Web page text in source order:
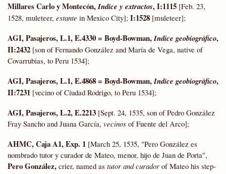
Millares Carlo y Montecón,Indice y extractos, I:1115 [Feb. 23,
1528, muleteer, estante in Mexico City]; I:1528 [muleteer];
AGI, Pasajeros, L.1, E.4330 = Boyd-Bowman,Indice geobiográfico,
II:2432 [son of Fernando González and María de Vega, native of
Covarrubias, to Peru 1534];
AGI, Pasajeros, L.1, E.4868 = Boyd-Bowman,Indice geobiográfico,
II:7231 [vecino of Ciudad Rodrigo, to Peru 1534];
AGI, Pasajeros, L.2, E.2213 [Sept. 24, 1535, son of Pedro González
Fray Sancho and Juana García, vecinos of Fuente del Arco];
AHMC, Caja A1, Exp. 1 [March 25, 1535, "Pero González es
nombrado tutor y curador de Mateo, menor, hijo de Juan de Porta",
Pero González, crier, named as tutor and curador of Mateo his step-